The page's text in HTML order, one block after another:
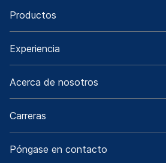
Productos
Experiencia
Acerca de nosotros
Carreras
Póngase en contacto